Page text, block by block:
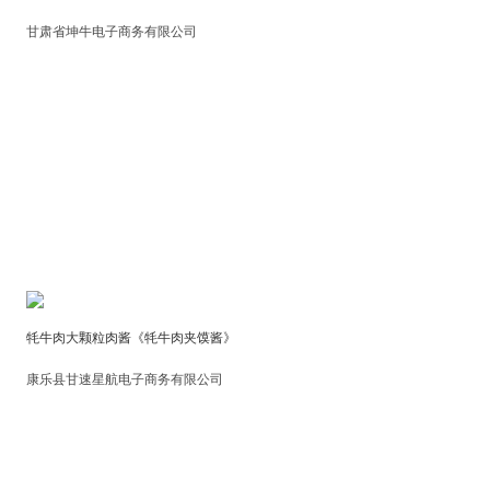
甘肃省坤牛电子商务有限公司
牦牛肉大颗粒肉酱《牦牛肉夹馍酱》
康乐县甘速星航电子商务有限公司